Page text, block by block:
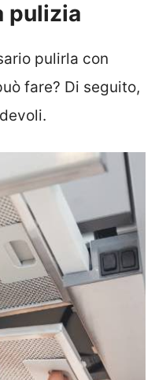
pulizia
pulirla con
fare? Di seguito,